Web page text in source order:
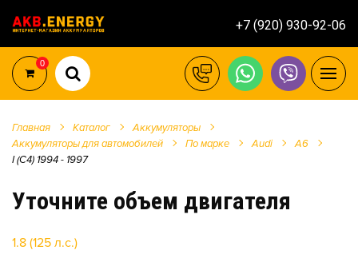
+7 (920) 930-92-06
0
Главная Каталог
Аккумуляторы
Аккумуляторы для автомобилей
По марке Audi
A6
I (C4) 1994 - 1997
Уточните объем двигателя
1.8 (125 л.с.)